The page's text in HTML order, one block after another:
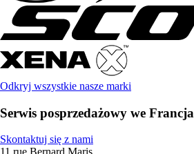
Odkryj wszystkie nasze marki
Serwis posprzedażowy we Francja
Skontaktuj się z nami